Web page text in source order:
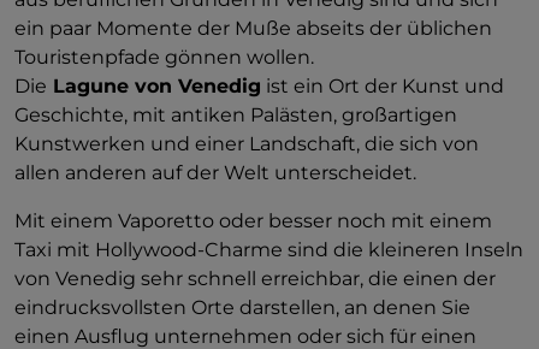
ein paar Momente der Muße abseits der üblichen
Touristenpfade gönnen wollen.
Die Lagune von Venedig ist ein Ort der Kunst und
Geschichte, mit antiken Palästen, großartigen
Kunstwerken und einer Landschaft, die sich von
allen anderen auf der Welt unterscheidet.
Mit einem Vaporetto oder besser noch mit einem
Taxi mit Hollywood-Charme sind die kleineren Inseln
von Venedig sehr schnell erreichbar, die einen der
eindrucksvollsten Orte darstellen, an denen Sie
einen Ausflug unternehmen oder sich für einen